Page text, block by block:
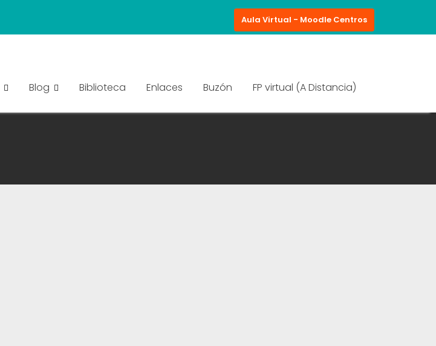
Aula Virtual - Moodle Centros
Blog Biblioteca Enlaces Buzón FP virtual (A Distancia)